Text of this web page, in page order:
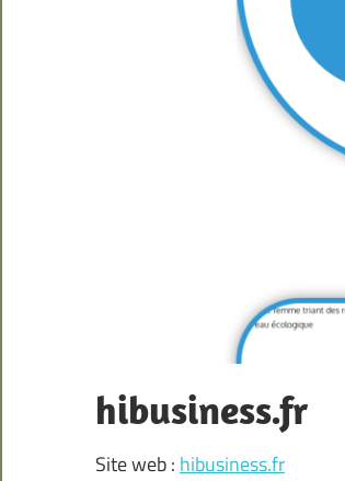
hibusiness.fr
Site web : hibusiness.fr